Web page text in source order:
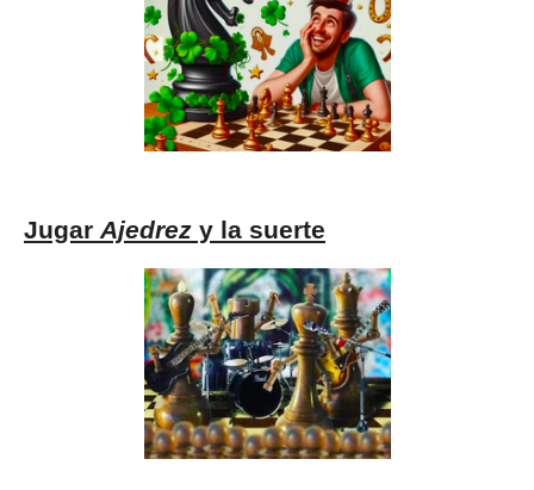
Jugar Ajedrez y la suerte